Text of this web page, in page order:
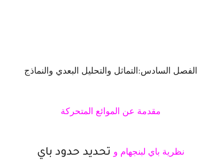
الفصل السادس:التماثل والتحليل البعدي والنماذج
مقدمة عن الموائع المتحركة
نظرية باي لبنجهام و تحديد حدود باي